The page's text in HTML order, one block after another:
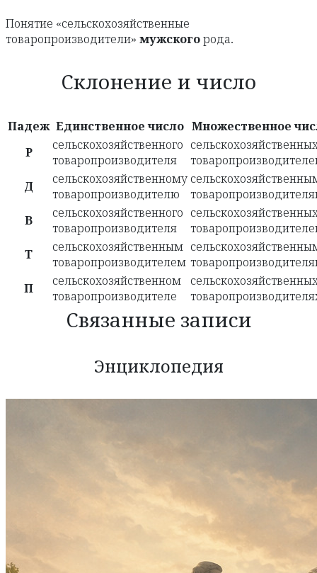
Понятие «сельскохозяйственные
товаропроизводители» мужского рода.
Склонение и число
Падеж Единственное число Множественное
Р
сельскохозяйственного
товаропроизводителя
Д
сельскохозяйственному
товаропроизводителю
В
сельскохозяйственного
товаропроизводителя
Т
сельскохозяйственным
товаропроизводителем
П
сельскохозяйственном
товаропроизводителе
Связанные записи
Энциклопедия